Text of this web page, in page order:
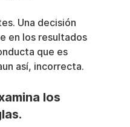
Una decisión
en los resultados
que es
así, incorrecta.
los